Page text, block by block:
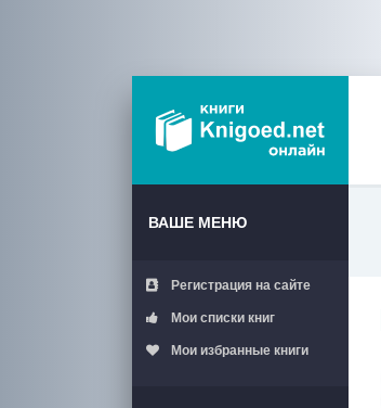
ВАШЕ МЕНЮ
Регистрация на сайте
Мои списки книг
Мои избранные книги